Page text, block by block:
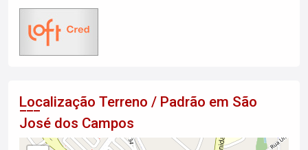
Localização Terreno / Padrão em São
José dos Campos